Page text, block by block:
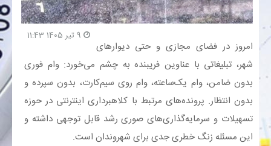
بیمه و بورس
بانک
انرژی
اقتصاد
امروز در فضای مجازی و حتی دیوار‌های
شهر، تبلیغاتی با عناوین فریبنده به چشم می‌خورد: وام فوری
بدون ضامن، وام یک‌ساعته، وام روی سیم‌کارت، بدون سپرده و
بدون انتظار. پرونده‌های مرتبط با کلاهبرداری اینترنتی در حوزه
تسهیلات و سرمایه‌گذاری‌های صوری رشد قابل توجهی داشته و
این مسئله زنگ خطری جدی برای شهروندان است.